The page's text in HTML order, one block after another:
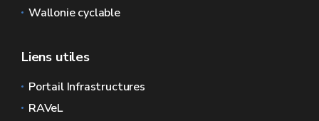
Wallonie cyclable
Liens utiles
Portail Infrastructures
RAVeL